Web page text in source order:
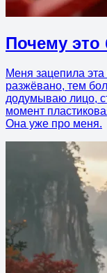
Почему это
Меня зацепила
разжёвано, тем
додумываю лицо,
момент
Она уже про меня.